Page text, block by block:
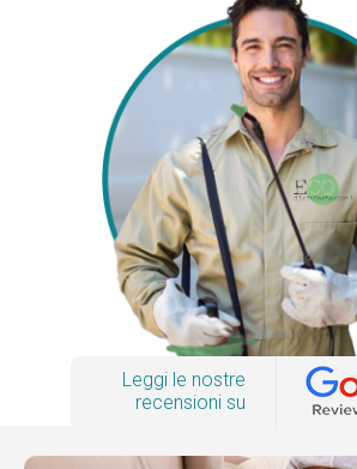
Leggi le nostre
recensioni su